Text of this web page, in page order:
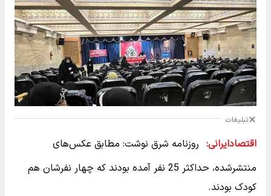
تبلیغات
اقتصادایرانی: روزنامه شرق نوشت: مطابق عکس‌های
منتشرشده، حداکثر 25 نفر آمده بودند که چهار نفرشان هم
کودک بودند.